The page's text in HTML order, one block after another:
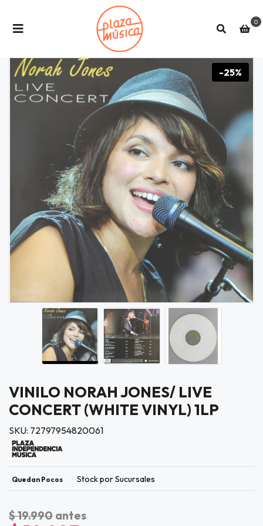
0
-25%
VINILO NORAH JONES/ LIVE
CONCERT (WHITE VINYL) 1LP
SKU: 72797954820061
Quedan Pocos Stock por Sucursales
$ 19.990 antes